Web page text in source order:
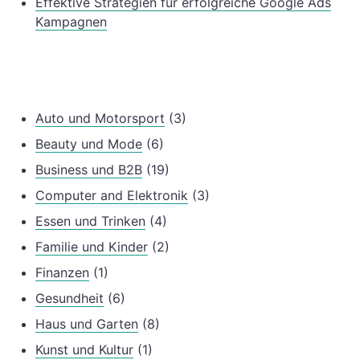
Kampagnen
Auto und Motorsport (3)
Beauty und Mode (6)
Business und B2B (19)
Computer and Elektronik (3)
Essen und Trinken (4)
Familie und Kinder (2)
Finanzen (1)
Gesundheit (6)
Haus und Garten (8)
Kunst und Kultur (1)